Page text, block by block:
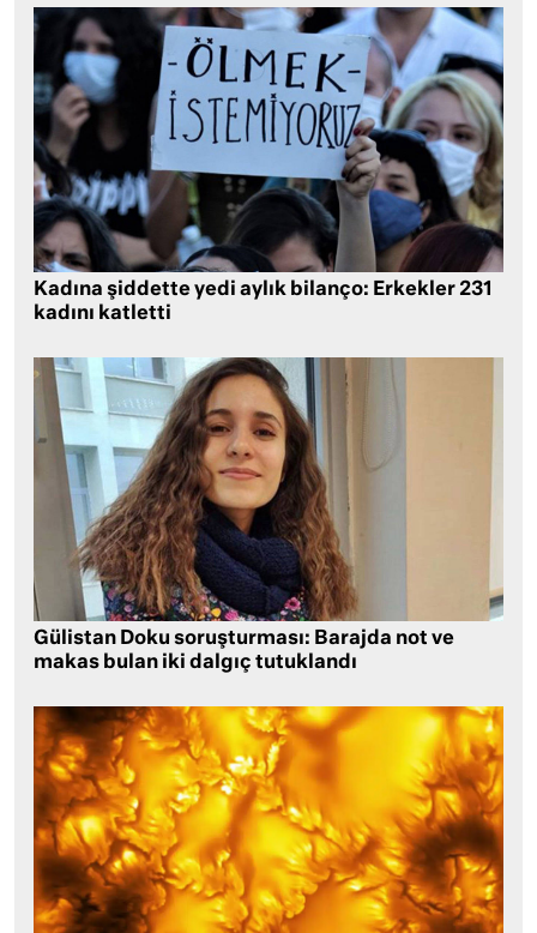
Kadına şiddette yedi aylık bilanço: Erkekler 231
kadını katletti
Gülistan Doku soruşturması: Barajda not ve
makas bulan iki dalgıç tutuklandı